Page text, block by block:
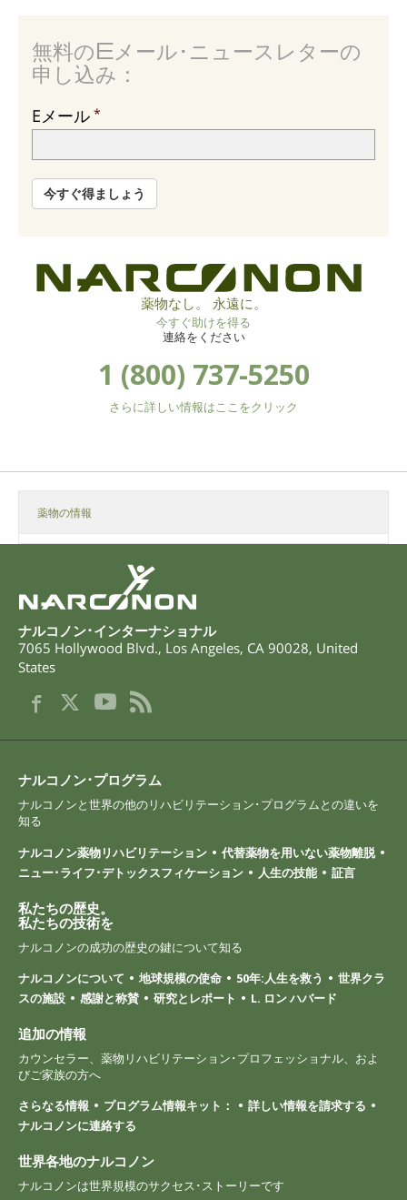
無料のEメール･ニュースレターの
申し込み：
Eメール
今すぐ得ましょう
薬物なし。 永遠に。
今すぐ助けを得る
連絡をください
1 (800) 737-5250
さらに詳しい情報はここをクリック
薬物の情報
ナルコノン･インターナショナル
7065 Hollywood Blvd., Los Angeles, CA 90028, United
States
ナルコノン･プログラム
ナルコノンと世界の他のリハビリテーション･プログラムとの違いを
知る
ナルコノン薬物リハビリテーション
代替薬物を用いない薬物離脱
ニュー･ライフ･デトックスフィケーション
人生の技能 証言
私たちの歴史。
私たちの技術を
ナルコノンの成功の歴史の鍵について知る
ナルコノンについて
地球規模の使命 50年:人生を救う
世界クラ
スの施設
感謝と称賛 研究とレポート L. ロン ハバード
追加の情報
カウンセラー、薬物リハビリテーション･プロフェッショナル、およ
びご家族の方へ
さらなる情報
プログラム情報キット：
詳しい情報を請求する
ナルコノンに連絡する
世界各地のナルコノン
ナルコノンは世界規模のサクセス･ストーリーです